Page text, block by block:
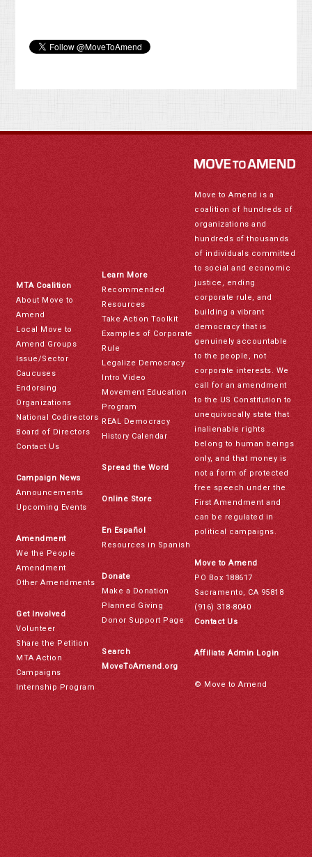
MTA Coalition
About Move to
Amend
Local Move to
Amend Groups
Issue/Sector
Caucuses
Endorsing
Organizations
National Codirectors
Board of Directors
Contact Us
Campaign News
Announcements
Upcoming Events
Amendment
We the People
Amendment
Other Amendments
Get Involved
Volunteer
Share the Petition
MTA Action
Campaigns
Internship Program
Learn More
Recommended
Resources
Take Action Toolkit
Examples of Corporate
Rule
Legalize Democracy
Intro Video
Movement Education
Program
REAL Democracy
History Calendar
Spread the Word
Online Store
En Español
Resources in Spanish
Donate
Make a Donation
Planned Giving
Donor Support Page
Search
MoveToAmend.org
Move to Amend is a
coalition of hundreds of
organizations and
hundreds of thousands
of individuals committed
to social and economic
justice, ending
corporate rule, and
building a vibrant
democracy that is
genuinely accountable
to the people, not
corporate interests. We
call for an amendment
to the US Constitution to
unequivocally state that
inalienable rights
belong to human beings
only, and that money is
not a form of protected
free speech under the
First Amendment and
can be regulated in
political campaigns.
Move to Amend
PO Box 188617
Sacramento, CA 95818
(916) 318-8040
Contact Us
Affiliate Admin Login
© Move to Amend